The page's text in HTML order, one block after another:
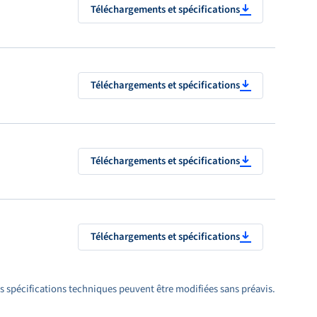
Téléchargements et spécifications
Téléchargements et spécifications
Téléchargements et spécifications
Téléchargements et spécifications
spécifications techniques peuvent être modifiées sans préavis.